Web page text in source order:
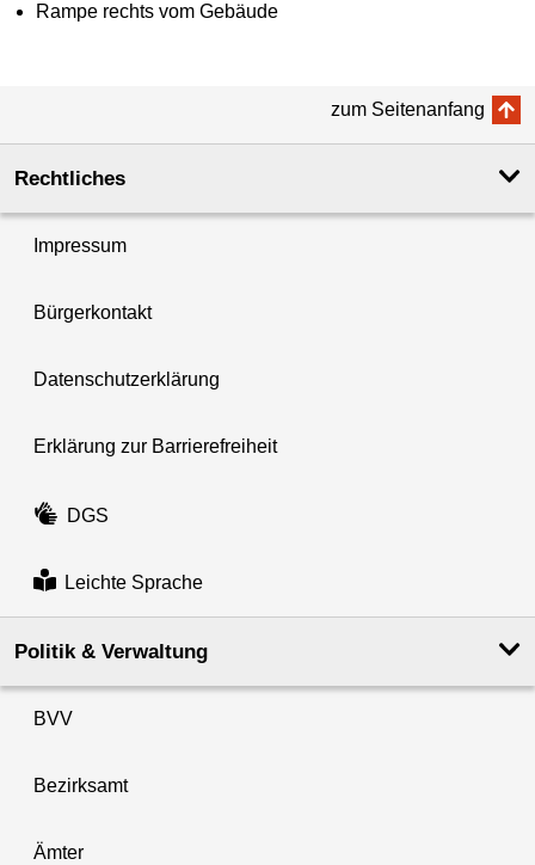
Rampe rechts vom Gebäude
zum Seitenanfang
Rechtliches
Impressum
Bürgerkontakt
Datenschutzerklärung
Erklärung zur Barrierefreiheit
DGS
Leichte Sprache
Politik & Verwaltung
BVV
Bezirksamt
Ämter